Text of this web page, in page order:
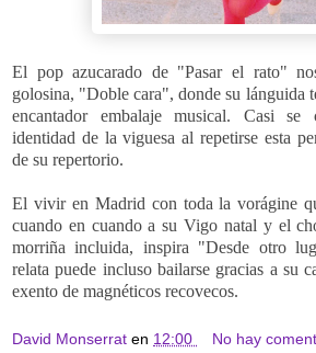
El pop azucarado de "Pasar el rato"
golosina, "Doble cara", donde su lánguida
encantador embalaje musical. Casi
identidad de la viguesa al repetirse esta
de su repertorio.
El vivir en Madrid con toda la vorágine
cuando en cuando a su Vigo natal y el
morriña incluida, inspira "Desde otro
relata puede incluso bailarse gracias a su
exento de magnéticos recovecos.
David Monserrat en 12:00 No hay